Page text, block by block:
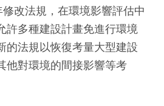
改法規，在環境影響評估中
許多種建設計畫免進行環境
的法規以恢復考量大型建設
他對環境的間接影響等考